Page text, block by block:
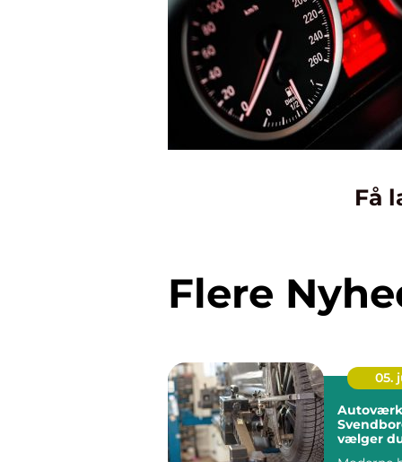
Få
Flere
05.
vælger